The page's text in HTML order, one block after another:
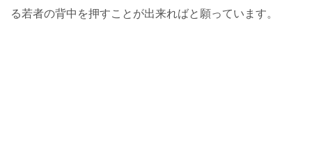
る若者の背中を押すことが出来ればと願っています。